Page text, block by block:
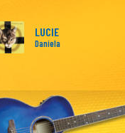
LUCIE
Daniela